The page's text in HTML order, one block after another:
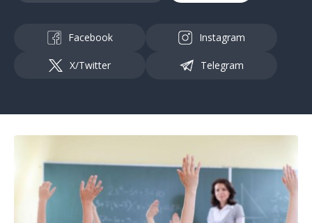
Facebook Instagram
X/Twitter Telegram